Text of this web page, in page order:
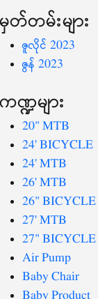
မှတ်တမ်းများ
ဇူလိုင် 2023
ဇွန် 2023
ကဏ္ဍများ
20" MTB
24' BICYCLE
24' MTB
26' MTB
26" BICYCLE
27' MTB
27" BICYCLE
Air Pump
Baby Chair